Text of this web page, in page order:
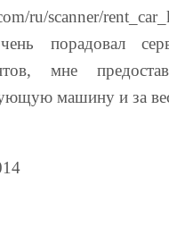
ru/scanner/
порадовал
мне
машину и за